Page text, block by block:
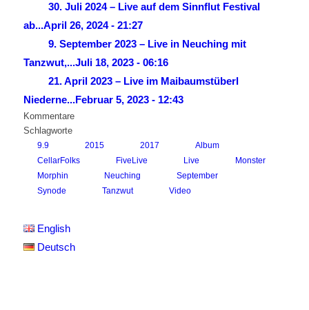
30. Juli 2024 – Live auf dem Sinnflut Festival
ab...April 26, 2024 - 21:27
9. September 2023 – Live in Neuching mit
Tanzwut,...Juli 18, 2023 - 06:16
21. April 2023 – Live im Maibaumstüberl
Niederne...Februar 5, 2023 - 12:43
Kommentare
Schlagworte
9.9 2015 2017
Album
CellarFolks
FiveLive Live
Monster
Morphin
Neuching
September
Synode
Tanzwut Video
English
Deutsch